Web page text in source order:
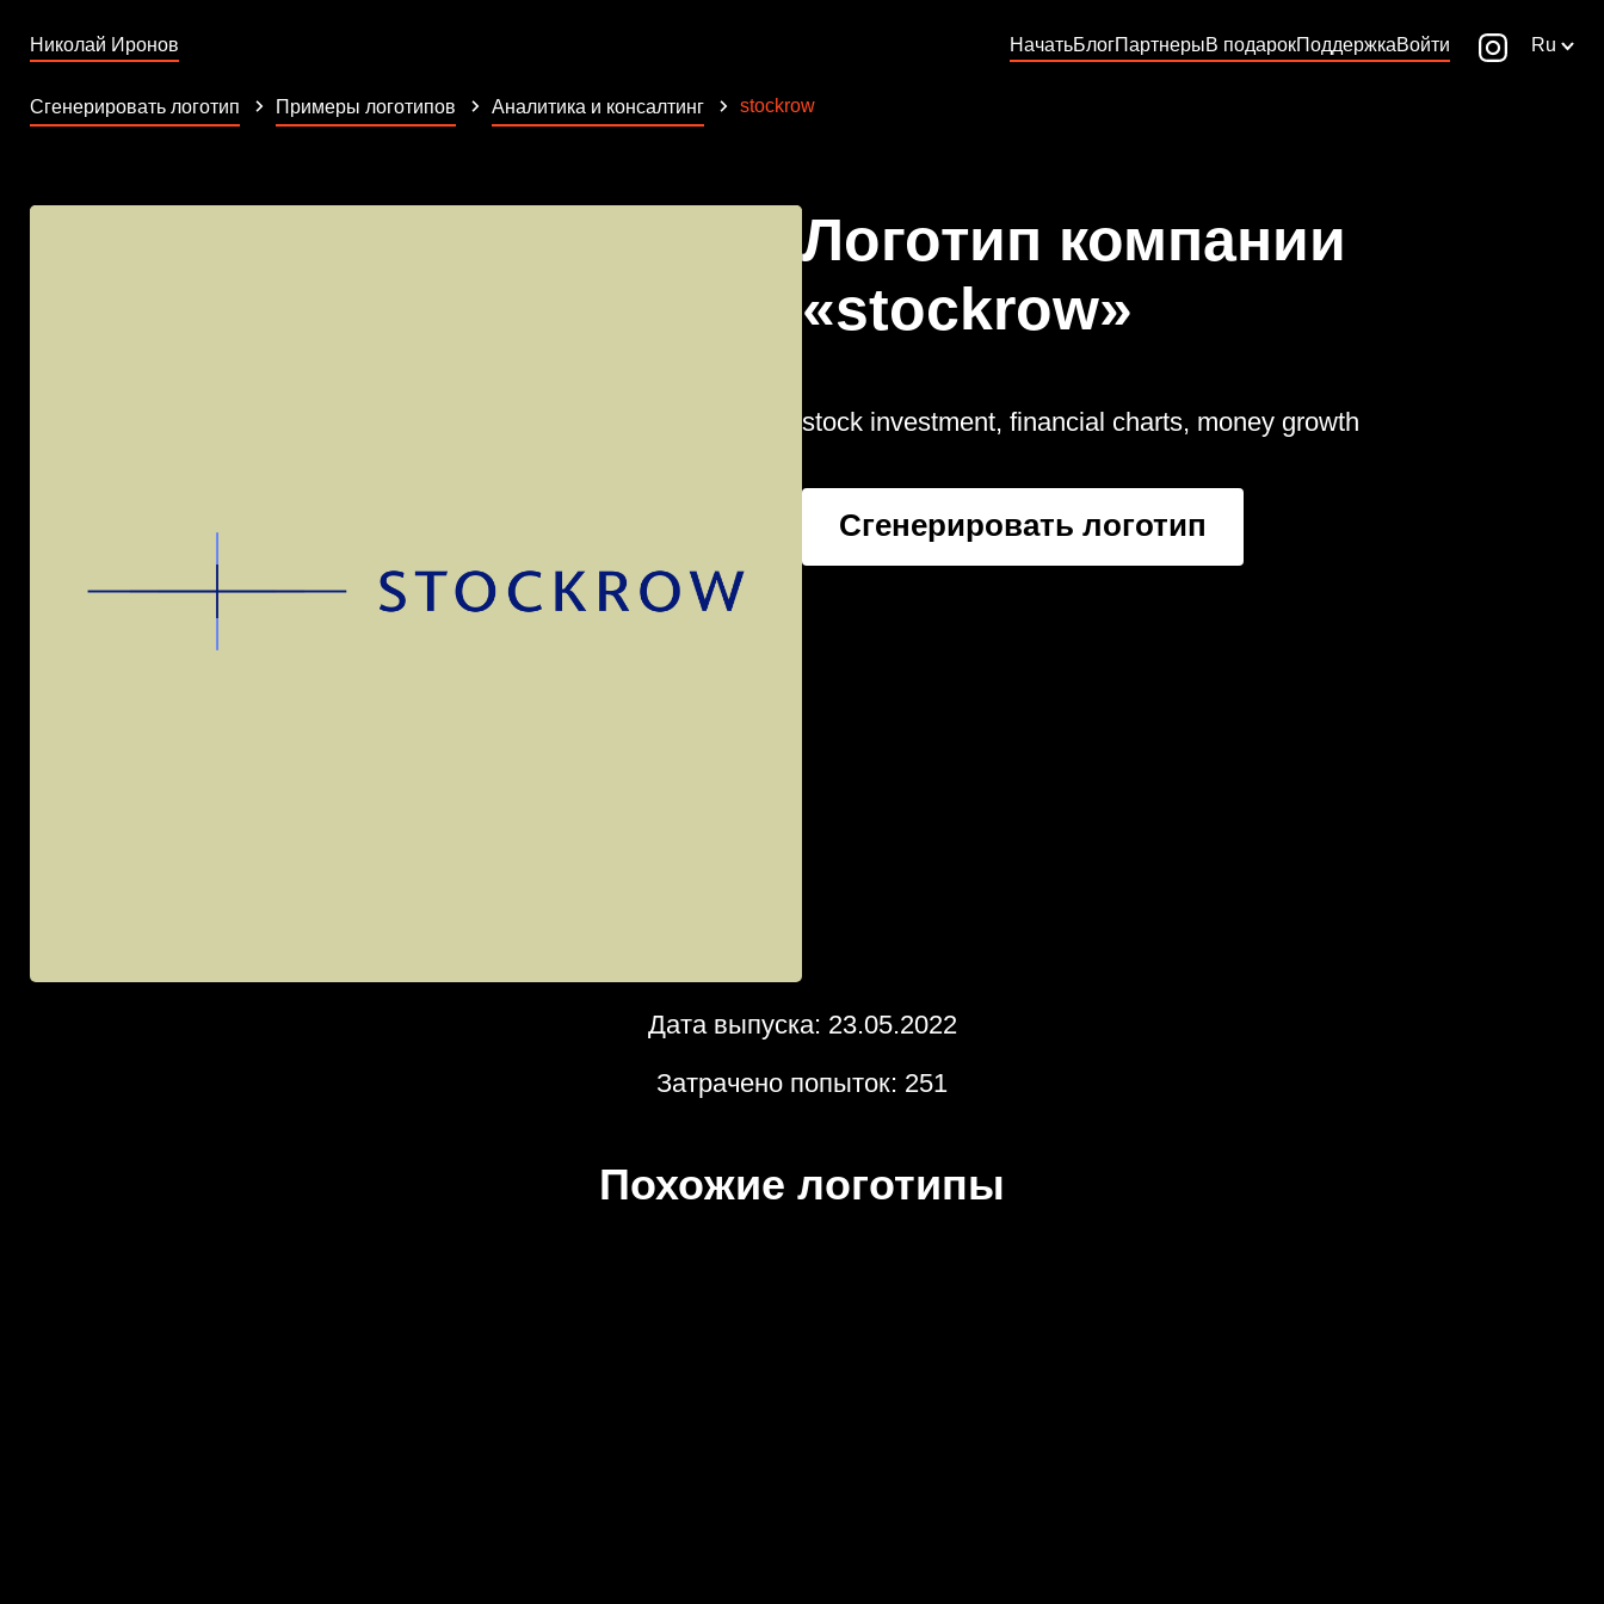
Николай Иронов НачатьБлогПартнерыВ подарокПоддержкаВойти Ru
Сгенерировать логотип Примеры логотипов Аналитика и консалтинг stockrow
Логотип компании
«stockrow»
stock investment, financial charts, money growth
Сгенерировать логотип
Дата выпуска: 23.05.2022
Затрачено попыток: 251
Похожие логотипы